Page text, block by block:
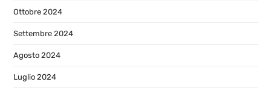
Ottobre 2024
Settembre 2024
Agosto 2024
Luglio 2024